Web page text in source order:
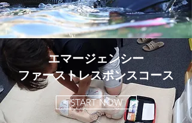
エマージェンシー
ファーストレスポンスコース
START NOW